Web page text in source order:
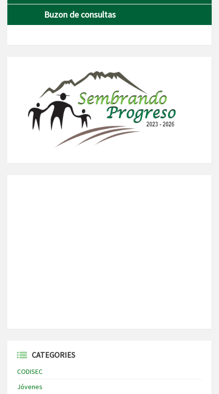
Buzon de consultas
CATEGORIES
CODISEC
Jóvenes